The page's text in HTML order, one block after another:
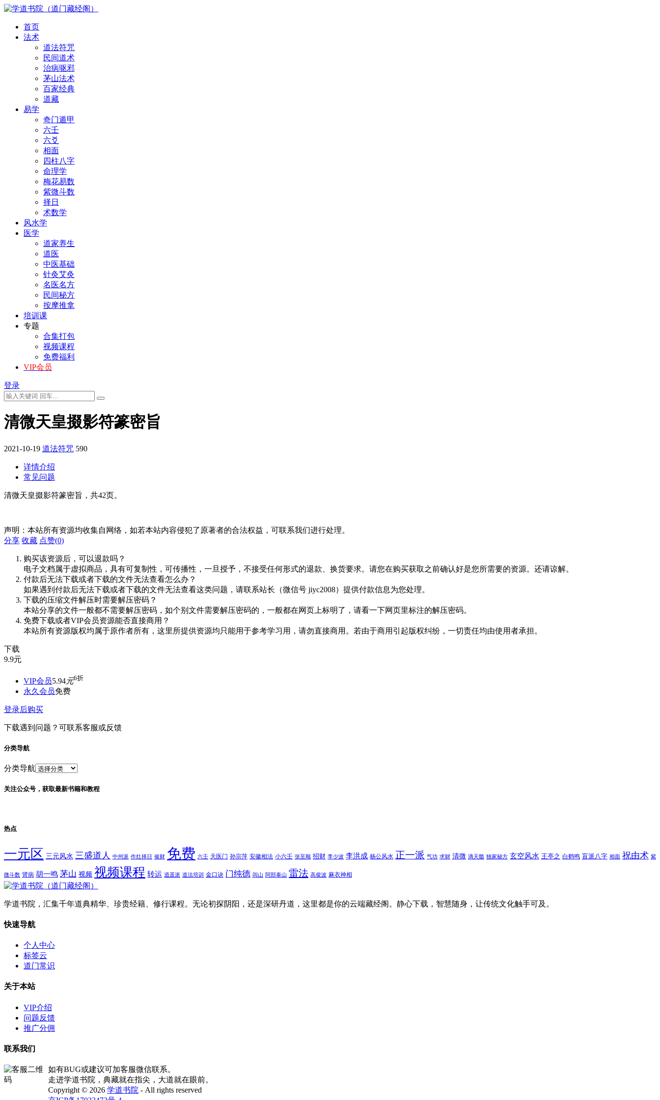
首页
法术
道法符咒
民间道术
治病驱邪
茅山法术
百家经典
道藏
易学
奇门遁甲
六壬
六爻
相面
四柱八字
命理学
梅花易数
紫微斗数
择日
术数学
风水学
医学
道家养生
道医
中医基础
针灸艾灸
名医名方
民间秘方
按摩推拿
培训课
专题
合集打包
视频课程
免费福利
VIP会员
登录
清微天皇掇影符篆密旨
2021-10-19 道法符咒 590
详情介绍
常见问题
清微天皇掇影符篆密旨，共42页。
声明：本站所有资源均收集自网络，如若本站内容侵犯了原著者的合法权益，可联系我们进行处理。
分享 收藏 点赞(0)
购买该资源后，可以退款吗？
电子文档属于虚拟商品，具有可复制性，可传播性，一旦授予，不接受任何形式的退款、换货要求。请您在购买获取之前确认好是您所需要的资源。还请谅解。
付款后无法下载或者下载的文件无法查看怎么办？
如果遇到付款后无法下载或者下载的文件无法查看这类问题，请联系站长（微信号 jiyc2008）提供付款信息为您处理。
下载的压缩文件解压时需要解压密码？
本站分享的文件一般都不需要解压密码，如个别文件需要解压密码的，一般都在网页上标明了，请看一下网页里标注的解压密码。
免费下载或者VIP会员资源能否直接商用？
本站所有资源版权均属于原作者所有，这里所提供资源均只能用于参考学习用，请勿直接商用。若由于商用引起版权纠纷，一切责任均由使用者承担。
下载
9.9元
VIP会员5.94元6折
永久会员免费
登录后购买
下载遇到问题？可联系客服或反馈
分类导航
分类导航
关注公众号，获取最新书籍和教程
热点
一元区 三元风水 三盛道人 中州派 作灶择日 催财 免费 六壬 天医门 孙宗萍 安徽相法 小六壬 张至顺 招财 李少波 李洪成 杨公风水 正一派 气功 求财 清微 滴天髓 独家秘方 玄空风水 王亭之 白鹤鸣 盲派八字 相面 祝由术 紫
微斗数 肾病 胡一鸣 茅山 视频 视频课程 转运 逍遥派 道法培训 金口诀 门纯德 闾山 阿部泰山 雷法 高俊波 麻衣神相
学道书院，汇集千年道典精华、珍贵经籍、修行课程。无论初探阴阳，还是深研丹道，这里都是你的云端藏经阁。静心下载，智慧随身，让传统文化触手可及。
快速导航
个人中心
标签云
道门常识
关于本站
VIP介绍
问题反馈
推广分佣
联系我们
如有BUG或建议可加客服微信联系。
走进学道书院，典藏就在指尖，大道就在眼前。
Copyright © 2026 学道书院 - All rights reserved